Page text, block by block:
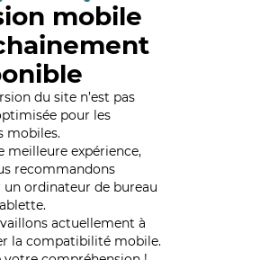
mobile
du site n’est pas
pour les
mobiles.
meilleure expérience,
recommandons
ordinateur de bureau
actuellement à
la compatibilité mobile.